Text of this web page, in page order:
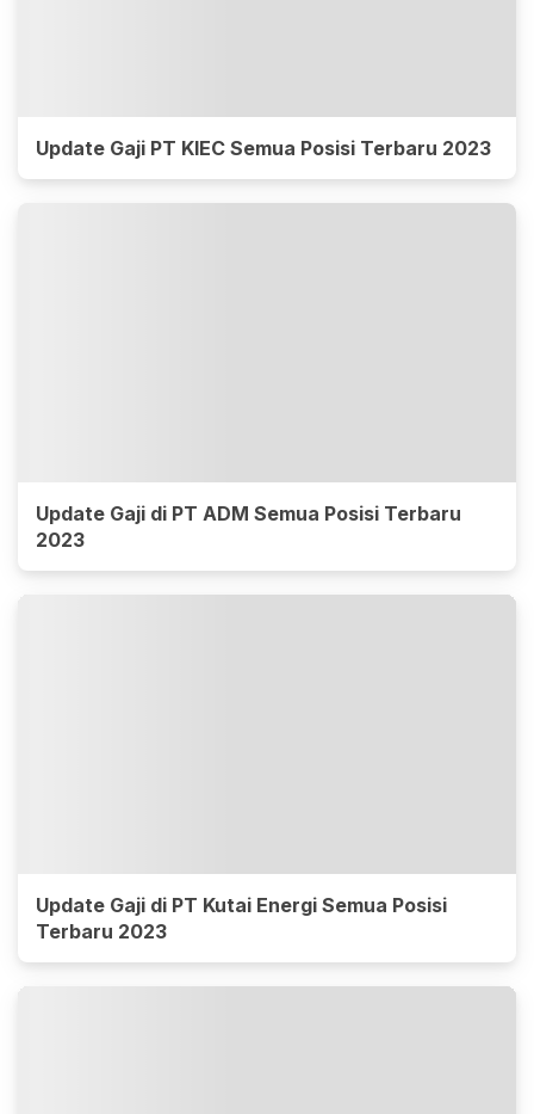
Update Gaji PT KIEC Semua Posisi Terbaru 2023
Update Gaji di PT ADM Semua Posisi Terbaru
2023
Update Gaji di PT Kutai Energi Semua Posisi
Terbaru 2023